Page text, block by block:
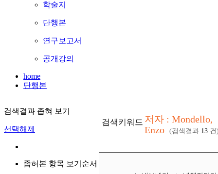
학술지
단행본
연구보고서
공개강의
home
단행본
검색결과 좁혀 보기
선택해제
좁혀본 항목 보기순서
검색키워드 저자 : Mondello,
Enzo
(검색결과 13 건